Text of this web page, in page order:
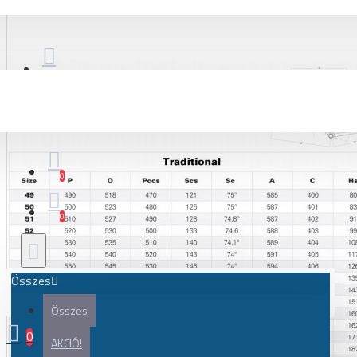
Országúti kerékpár váz
Váz alkatrészek, váltótartó fül, kiegészítők
Kerékpár alkatrész
Akkumulátor
Atütőtengely, gyorszár
Csapágy, ipari csapágy
0
0
Összes
Összes
AKCIÓ!
0